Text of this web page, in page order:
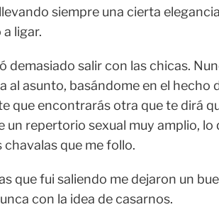
siempre una cierta
ligar.
demasiado salir con las chicas.
al asunto, basándome en el hecho
que encontrarás otra que te dirá
un repertorio sexual muy amplio,
chavalas que me follo.
que fui saliendo me dejaron un
con la idea de casarnos.